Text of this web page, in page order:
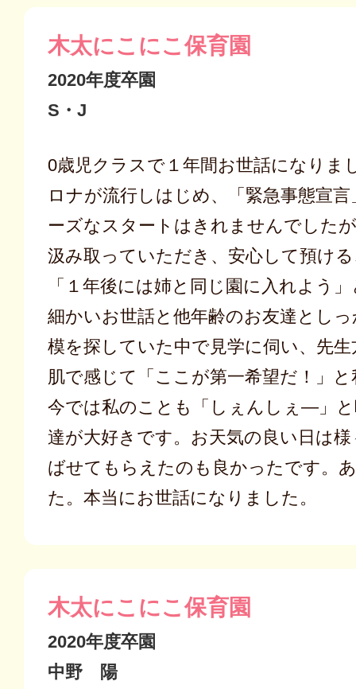
木太にこにこ保育園
2020年度卒園
S・J
0歳児クラスで１年間お世話になりま
ロナが流行しはじめ、「緊急事態宣
ーズなスタートはきれませんでした
汲み取っていただき、安心して預け
「１年後には姉と同じ園に入れよう
細かいお世話と他年齢のお友達とし
模を探していた中で見学に伺い、先
肌で感じて「ここが第一希望だ！」
今では私のことも「しぇんしぇ―」
達が大好きです。お天気の良い日は
ばせてもらえたのも良かったです。
た。本当にお世話になりました。
木太にこにこ保育園
2020年度卒園
中野 陽